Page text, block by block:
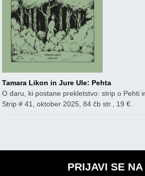
Tamara Likon in Jure Ule: Pehta
O daru, ki postane prekletstvo: strip o Pehti
Strip # 41, oktober 2025, 84 čb str., 19 €.
PRIJAVI SE